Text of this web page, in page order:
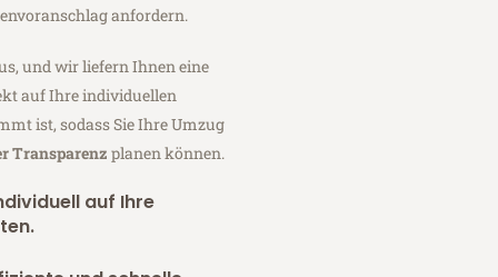
anfordern.
und wir liefern Ihnen eine
auf Ihre individuellen
ist, sodass Sie Ihre Umzug
Transparenz planen können.
auf Ihre